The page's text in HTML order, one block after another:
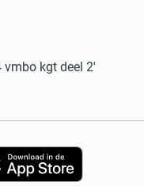
vmbo kgt deel 2'